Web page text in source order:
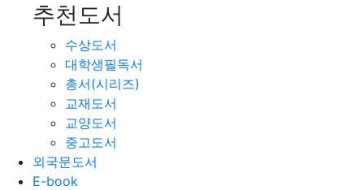
추천도서
수상도서
대학생필독서
총서(시리즈)
교재도서
교양도서
중고도서
외국문도서
E-book